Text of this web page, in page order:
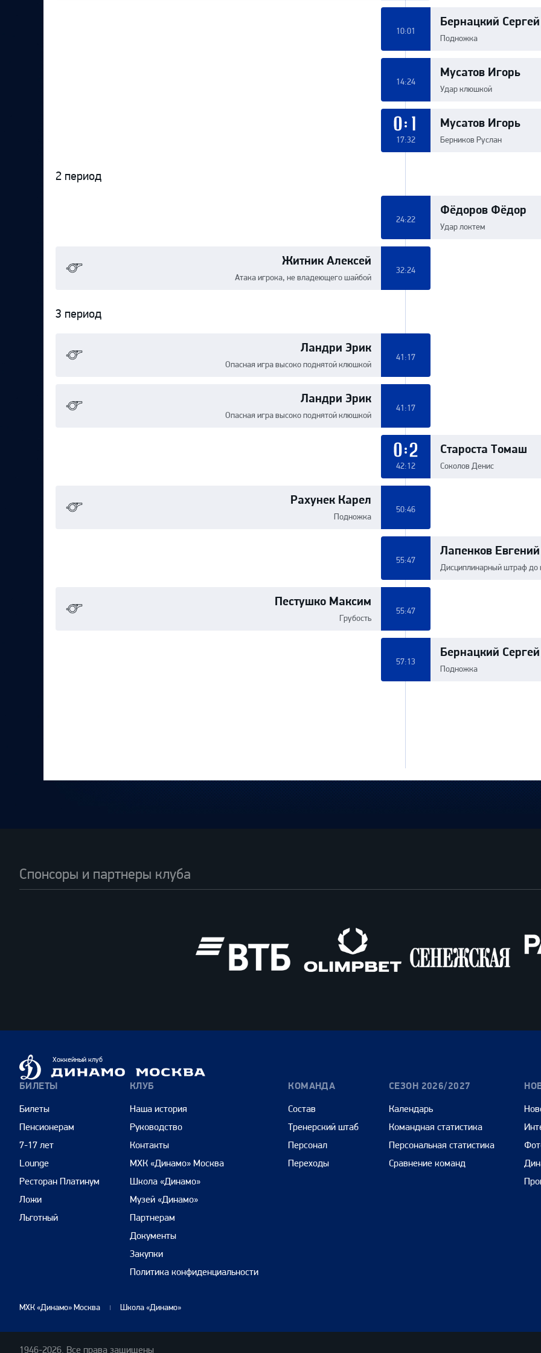
Бернацкий Сергей
Подножка
10:01
Мусатов Игорь
Удар клюшкой
14:24
Мусатов Игорь
Берников Руслан
0:1
17:32
2 период
Фёдоров Фёдор
Удар локтем
24:22
Житник Алексей
Атака игрока, не владеющего шайбой
32:24
3 период
Ландри Эрик
Опасная игра высоко поднятой клюшкой
41:17
Ландри Эрик
Опасная игра высоко поднятой клюшкой
41:17
Староста Томаш
Соколов Денис
0:2
42:12
Рахунек Карел
Подножка
50:46
Лапенков Евгений
Дисциплинарный штраф до
55:47
Пестушко Максим
Грубость
55:47
Бернацкий Сергей
Подножка
57:13
Спонсоры и партнеры клуба
Динамо
Москва
Хоккейный клуб
БИЛЕТЫ
Билеты
Пенсионерам
7-17 лет
Lounge
Ресторан Платинум
Ложи
Льготный
КЛУБ
Наша история
Руководство
Контакты
МХК «Динамо» Москва
Школа «Динамо»
Музей «Динамо»
Партнерам
Документы
Закупки
Политика конфиденциальности
КОМАНДА
Состав
Тренерский штаб
Персонал
Переходы
СЕЗОН 2026/2027
Календарь
Командная статистика
Персональная статистика
Сравнение команд
МХК «Динамо» Москва Школа «Динамо»
1946-2026. Все права защищены